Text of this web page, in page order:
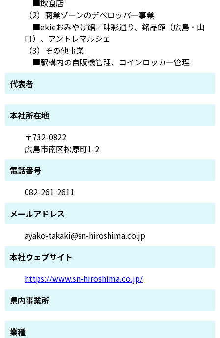
■飲食店
（2）商業ゾーンのデベロッパー事業
■ekieおみやげ館／味彩通り、銘品館（広島・山
口）、アントレマルシェ
（3）その他事業
■駅構内の自販機管理、コインロッカー管理
代表者
本社所在地
〒732-0822
広島市南区松原町1-2
電話番号
082-261-2611
メールアドレス
ayako-takaki@sn-hiroshima.co.jp
本社ウェブサイト
https://www.sn-hiroshima.co.jp/
県内事業所
業種